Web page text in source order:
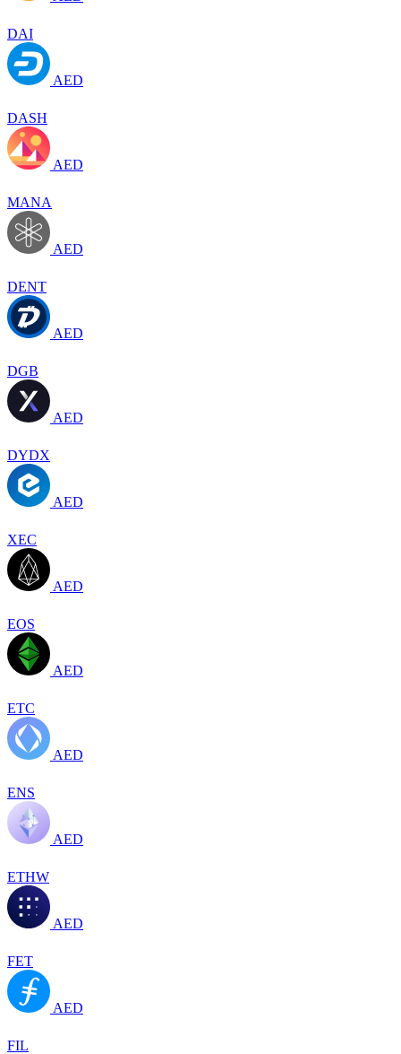
DAI
AED
DASH
AED
MANA
AED
DENT
AED
DGB
AED
DYDX
AED
XEC
AED
EOS
AED
ETC
AED
ENS
AED
ETHW
AED
FET
AED
FIL